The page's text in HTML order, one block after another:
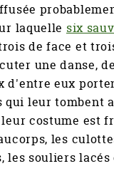
laquelle six
de face et
une danse,
d'entre eux
qui leur tombent
costume est
les
les souliers